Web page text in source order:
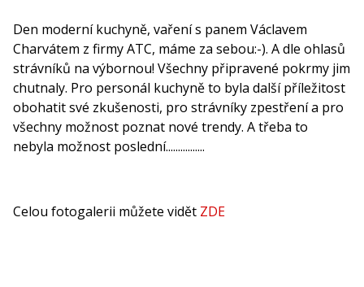
Den moderní kuchyně, vaření s panem Václavem
Charvátem z firmy ATC, máme za sebou:-). A dle ohlasů
strávníků na výbornou! Všechny připravené pokrmy jim
chutnaly. Pro personál kuchyně to byla další příležitost
obohatit své zkušenosti, pro strávníky zpestření a pro
všechny možnost poznat nové trendy. A třeba to
nebyla možnost poslední................
Celou fotogalerii můžete vidět ZDE